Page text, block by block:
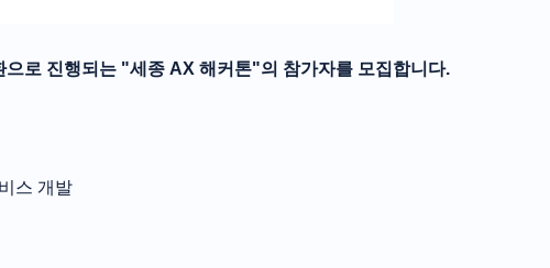
로 진행되는 "세종 AX 해커톤"의 참가자를 모집합니다.
스 개발